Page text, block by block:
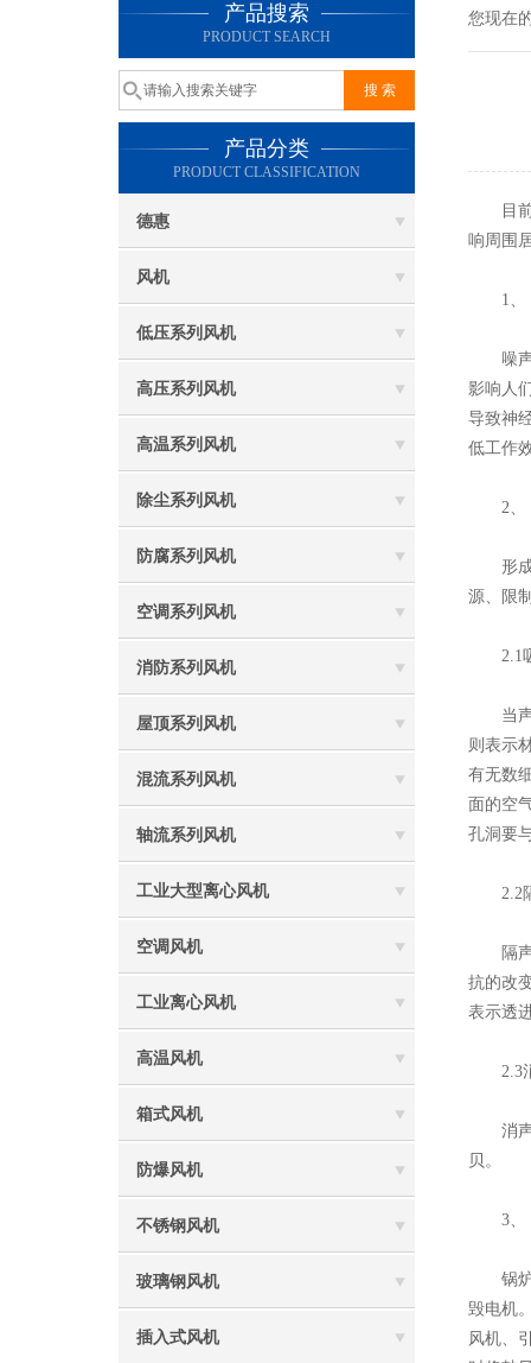
产品搜索
PRODUCT SEARCH
产品分类
PRODUCT CLASSIFICATION
德惠
风机
低压系列风机
高压系列风机
高温系列风机
除尘系列风机
防腐系列风机
空调系列风机
消防系列风机
屋顶系列风机
混流系列风机
轴流系列风机
工业大型离心风机
空调风机
工业离心风机
高温风机
箱式风机
防爆风机
不锈钢风机
玻璃钢风机
插入式风机
您现在
目前
响周围
1、
噪声
影响人
导致神
低工作
2、
形成
源、限
2.1
当声
则表示
有无数
面的空
孔洞要
2.2
隔声
抗的改
表示透
2.3
消声
贝。
3、
锅炉
毁电机
风机、